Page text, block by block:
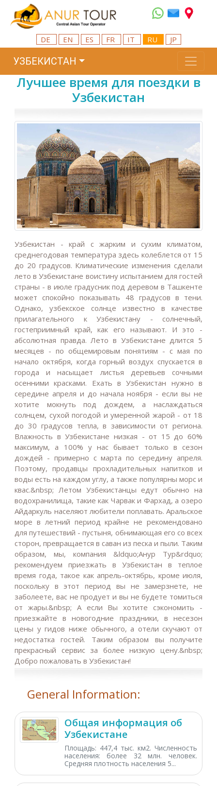
DE EN ES FR IT RU JP
УЗБЕКИСТАН
Лучшее время для поездки в
Узбекистан
Узбекистан - край с жарким и сухим климатом,
среднегодовая температура здесь колеблется от 15
до 20 градусов. Климатические изменения сделали
лето в Узбекистане воистину испытанием для гостей
страны - в июле градусник под деревом в Ташкенте
может спокойно показывать 48 градусов в тени.
Однако, узбекское солнце известно в качестве
прилагательного к Узбекистану - солнечный,
гостеприимный край, как его называют. И это -
абсолютная правда. Лето в Узбекистане длится 5
месяцев - по общемировым понятиям - с мая по
начало октября, когда горный воздух спускается в
города и насыщает листья деревьев сочными
осенними красками. Ехать в Узбекистан нужно в
середине апреля и до начала ноября - если вы не
хотите мокнуть под дождем, а наслаждаться
солнцем, сухой погодой и умеренной жарой - от 18
до 30 градусов тепла, в зависимости от региона.
Влажность в Узбекистане низкая - от 15 до 60%
максимум, а 100% у нас бывает только в сезон
дождей - примерно с марта по середину апреля.
Поэтому, продавцы прохладительных напитков и
воды есть на каждом углу, а также популярны морс и
квас.&nbsp; Летом Узбекистанцы едут обычно на
водохранилища, такие как Чарвак и Фархад, а озеро
Айдаркуль населяют любители поплавать. Аральское
море в летний период крайне не рекомендовано
для путешествий - пустыня, обнимающая его со всех
сторон, превращается в саван из песка и пыли. Таким
образом, мы, компания &ldquo;Анур Тур&rdquo;
рекомендуем приезжать в Узбекистан в теплое
время года, такое как апрель-октябрь, кроме июля,
поскольку в этот период вы не замерзнете, не
заболеете, вас не продует и вы не будете томиться
от жары.&nbsp; А если Вы хотите сэкономить -
приезжайте в новогодние праздники, в несезон
цены у гидов ниже обычного, а отели скучают от
недостатка гостей. Таким образом вы получите
прекрасный сервис за более низкую цену.&nbsp;
Добро пожаловать в Узбекистан!
General Information:
Общая информация об
Узбекистане
Площадь: 447,4 тыс. км2. Численность
населения: более 32 млн. человек.
Средняя плотность населения 5...